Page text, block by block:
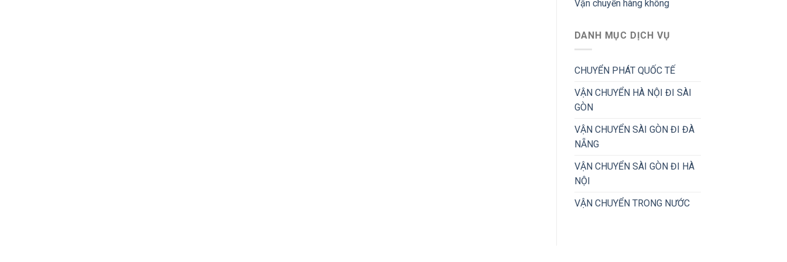
Vận chuyển hàng không
DANH MỤC DỊCH VỤ
CHUYỂN PHÁT QUỐC TẾ
VẬN CHUYỂN HÀ NỘI ĐI SÀI
GÒN
VẬN CHUYỂN SÀI GÒN ĐI ĐÀ
NẴNG
VẬN CHUYỂN SÀI GÒN ĐI HÀ
NỘI
VẬN CHUYỂN TRONG NƯỚC